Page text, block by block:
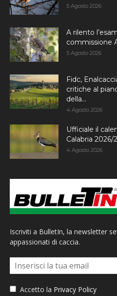
5 Agosto 2026
A rilento
commissione
5 Agosto 2026
Fidc,
critiche al
della...
4 Agosto 2026
Ufficiale il
Calabria 2026/
4 Agosto 2026
Iscriviti a BulletIn, la newsletter
appassionati di caccia.
Accetto la Privacy Policy